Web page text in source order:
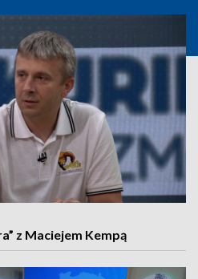
z Maciejem Kempą